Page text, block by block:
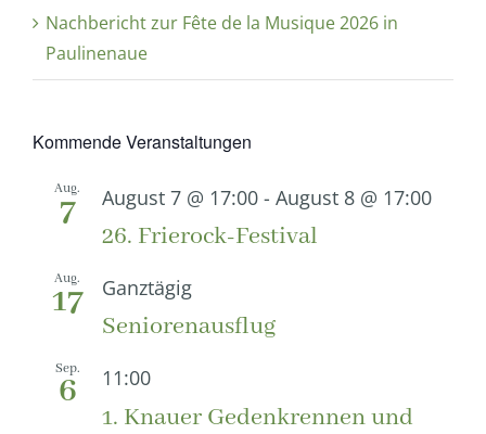
Nachbericht zur Fête de la Musique 2026 in
Paulinenaue
Kommende Veranstaltungen
Aug.
7 August 7 @ 17:00 - August 8 @ 17:00
26. Frierock-Festival
Aug.
17 Ganztägig
Seniorenausflug
Sep.
6 11:00
1. Knauer Gedenkrennen und